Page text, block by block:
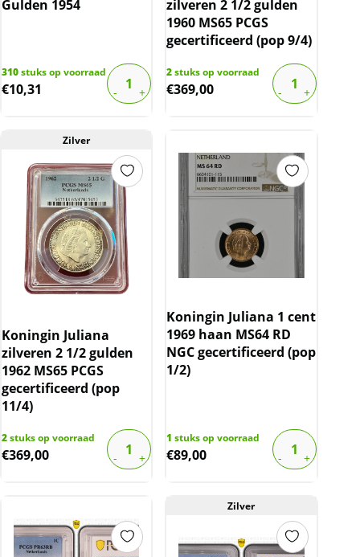
Gulden 1954
310stuks op voorraad
€10,31
zilveren 2 1/2 gulden
1960 MS65 PCGS
gecertificeerd (pop 9/4)
2stuks op voorraad
€369,00
Zilver
Koningin Juliana
zilveren 2 1/2 gulden
1962 MS65 PCGS
gecertificeerd (pop
11/4)
2stuks op voorraad
€369,00
Koningin Juliana 1 cent
1969 haan MS64 RD
NGC gecertificeerd (pop
1/2)
1 stuks op voorraad
€89,00
Zilver